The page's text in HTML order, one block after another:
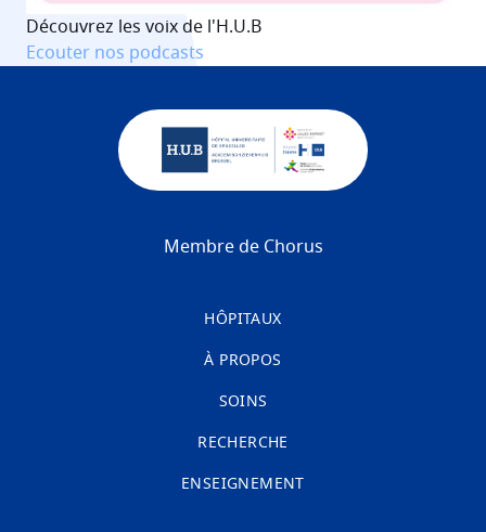
Découvrez les voix de l'H.U.B
Ecouter nos podcasts
Membre de Chorus
HÔPITAUX
À PROPOS
SOINS
RECHERCHE
ENSEIGNEMENT